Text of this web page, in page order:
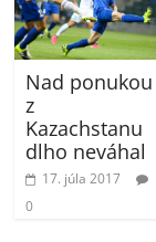
Nad ponukou
z
Kazachstanu
dlho neváhal
17. júla 2017
0